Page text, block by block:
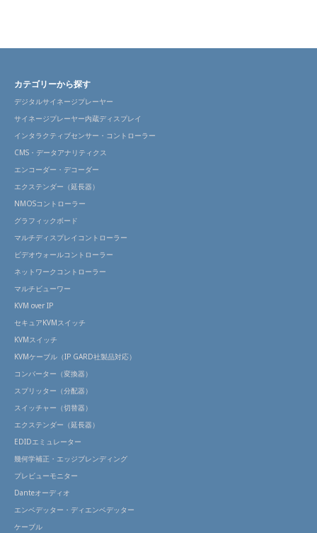
カテゴリーから探す
デジタルサイネージプレーヤー
サイネージプレーヤー内蔵ディスプレイ
インタラクティブセンサー・コントローラー
CMS・データアナリティクス
エンコーダー・デコーダー
エクステンダー（延長器）
NMOSコントローラー
グラフィックボード
マルチディスプレイコントローラー
ビデオウォールコントローラー
ネットワークコントローラー
マルチビューワー
KVM over IP
セキュアKVMスイッチ
KVMスイッチ
KVMケーブル（IP GARD社製品対応）
コンバーター（変換器）
スプリッター（分配器）
スイッチャー（切替器）
エクステンダー（延長器）
EDIDエミュレーター
幾何学補正・エッジブレンディング
プレビューモニター
Danteオーディオ
エンベデッター・ディエンベデッター
ケーブル